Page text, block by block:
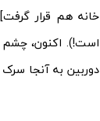
خانه هم قرار
است!). اکنون، چشم
دوربین به آنجا